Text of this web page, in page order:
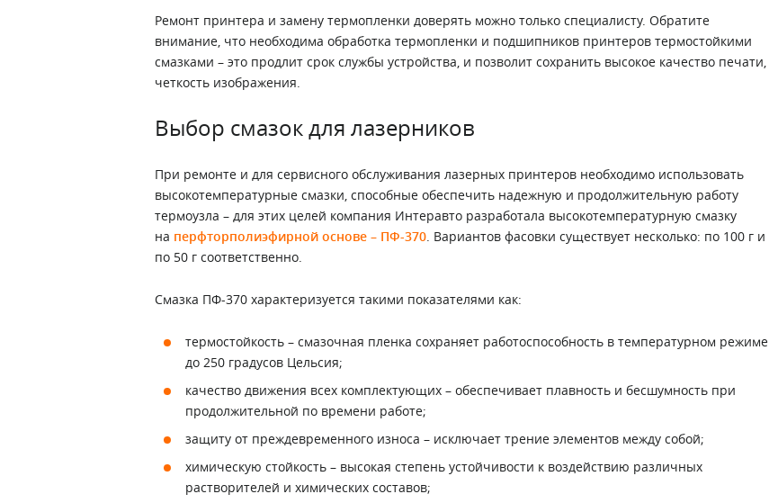
Ремонт принтера и замену термопленки доверять можно только специалисту. Обратите
внимание, что необходима обработка термопленки и подшипников принтеров термостойкими
смазками – это продлит срок службы устройства, и позволит сохранить высокое качество печати,
четкость изображения.
Выбор смазок для лазерников
При ремонте и для сервисного обслуживания лазерных принтеров необходимо использовать
высокотемпературные смазки, способные обеспечить надежную и продолжительную работу
термоузла – для этих целей компания Интеравто разработала высокотемпературную смазку
на перфторполиэфирной основе – ПФ-370. Вариантов фасовки существует несколько: по 100 г и
по 50 г соответственно.
Смазка ПФ-370 характеризуется такими показателями как:
термостойкость – смазочная пленка сохраняет работоспособность в температурном режиме
до 250 градусов Цельсия;
качество движения всех комплектующих – обеспечивает плавность и бесшумность при
продолжительной по времени работе;
защиту от преждевременного износа – исключает трение элементов между собой;
химическую стойкость – высокая степень устойчивости к воздействию различных
растворителей и химических составов;